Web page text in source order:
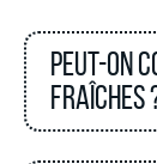
Peut-on
fraîches